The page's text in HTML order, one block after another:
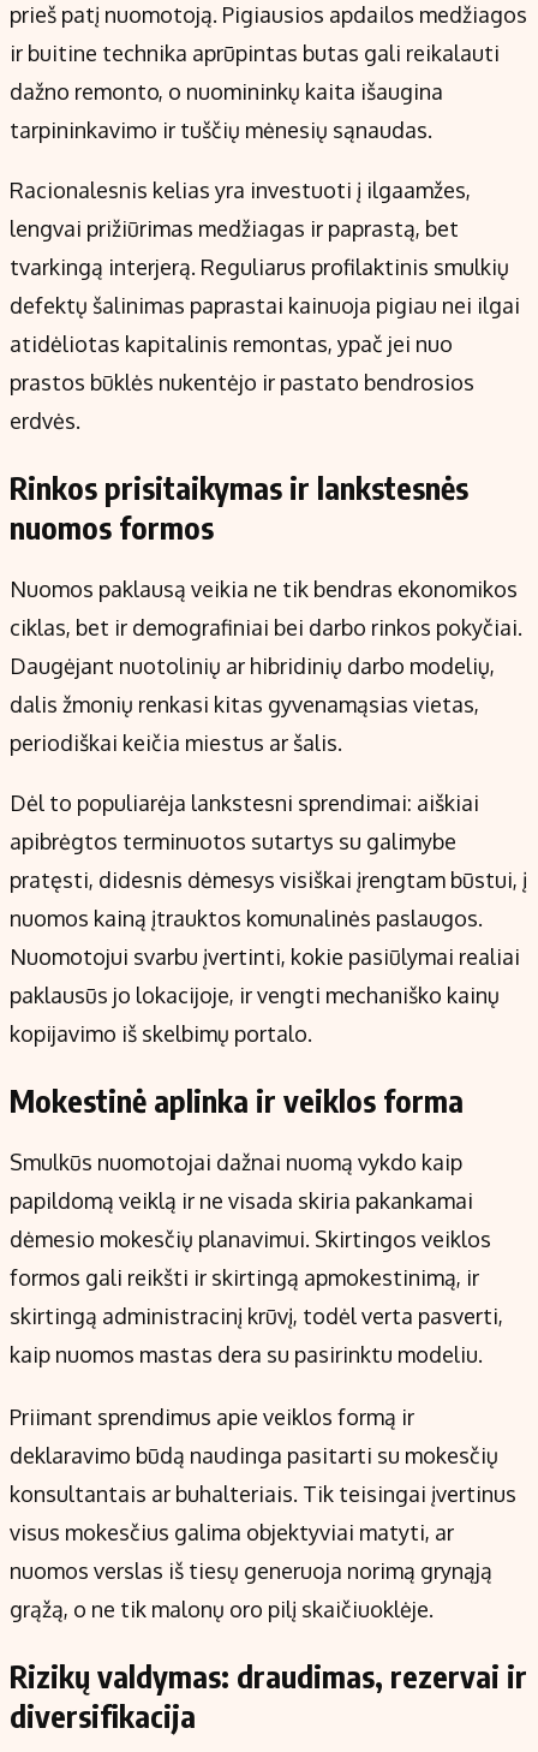
prieš patį nuomotoją. Pigiausios apdailos medžiagos
ir buitine technika aprūpintas butas gali reikalauti
dažno remonto, o nuomininkų kaita išaugina
tarpininkavimo ir tuščių mėnesių sąnaudas.
Racionalesnis kelias yra investuoti į ilgaamžes,
lengvai prižiūrimas medžiagas ir paprastą, bet
tvarkingą interjerą. Reguliarus profilaktinis smulkių
defektų šalinimas paprastai kainuoja pigiau nei ilgai
atidėliotas kapitalinis remontas, ypač jei nuo
prastos būklės nukentėjo ir pastato bendrosios
erdvės.
Rinkos prisitaikymas ir lankstesnės
nuomos formos
Nuomos paklausą veikia ne tik bendras ekonomikos
ciklas, bet ir demografiniai bei darbo rinkos pokyčiai.
Daugėjant nuotolinių ar hibridinių darbo modelių,
dalis žmonių renkasi kitas gyvenamąsias vietas,
periodiškai keičia miestus ar šalis.
Dėl to populiarėja lankstesni sprendimai: aiškiai
apibrėgtos terminuotos sutartys su galimybe
pratęsti, didesnis dėmesys visiškai įrengtam būstui, į
nuomos kainą įtrauktos komunalinės paslaugos.
Nuomotojui svarbu įvertinti, kokie pasiūlymai realiai
paklausūs jo lokacijoje, ir vengti mechaniško kainų
kopijavimo iš skelbimų portalo.
Mokestinė aplinka ir veiklos forma
Smulkūs nuomotojai dažnai nuomą vykdo kaip
papildomą veiklą ir ne visada skiria pakankamai
dėmesio mokesčių planavimui. Skirtingos veiklos
formos gali reikšti ir skirtingą apmokestinimą, ir
skirtingą administracinį krūvį, todėl verta pasverti,
kaip nuomos mastas dera su pasirinktu modeliu.
Priimant sprendimus apie veiklos formą ir
deklaravimo būdą naudinga pasitarti su mokesčių
konsultantais ar buhalteriais. Tik teisingai įvertinus
visus mokesčius galima objektyviai matyti, ar
nuomos verslas iš tiesų generuoja norimą grynąją
grąžą, o ne tik malonų oro pilį skaičiuoklėje.
Rizikų valdymas: draudimas, rezervai ir
diversifikacija